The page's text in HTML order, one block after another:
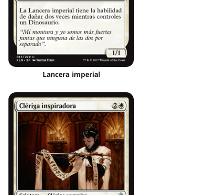
Lancera imperial